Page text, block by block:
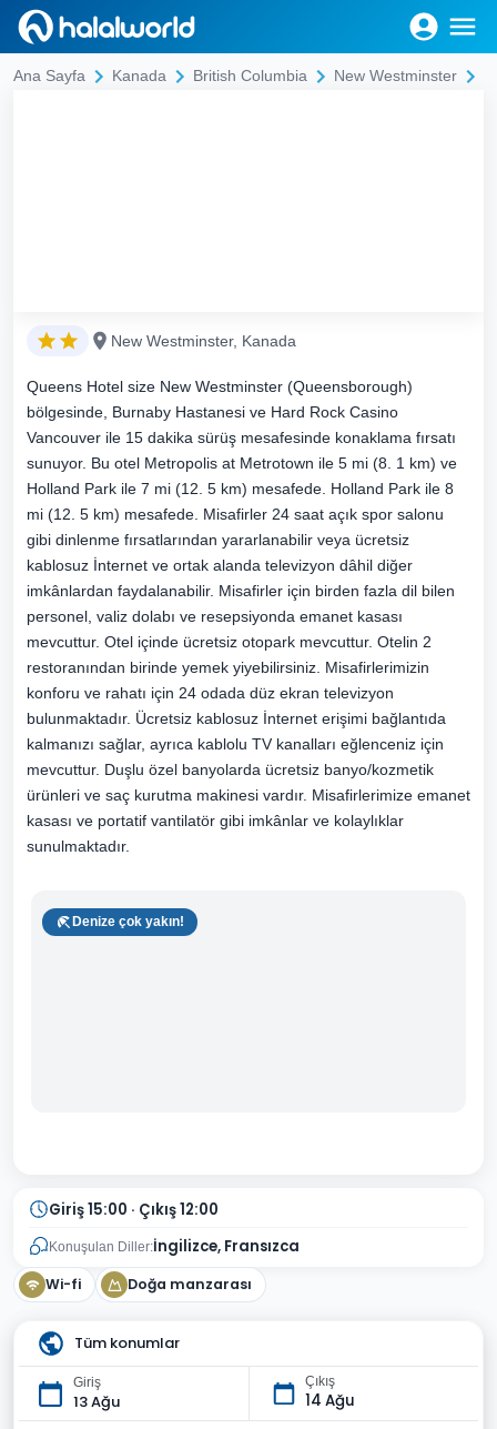
Ana Sayfa Kanada British Columbia New Westminster
New Westminster, Kanada
Queens Hotel size New Westminster (Queensborough)
bölgesinde, Burnaby Hastanesi ve Hard Rock Casino
Vancouver ile 15 dakika sürüş mesafesinde konaklama fırsatı
sunuyor. Bu otel Metropolis at Metrotown ile 5 mi (8. 1 km) ve
Holland Park ile 7 mi (12. 5 km) mesafede. Holland Park ile 8
mi (12. 5 km) mesafede. Misafirler 24 saat açık spor salonu
gibi dinlenme fırsatlarından yararlanabilir veya ücretsiz
kablosuz İnternet ve ortak alanda televizyon dâhil diğer
imkânlardan faydalanabilir. Misafirler için birden fazla dil bilen
personel, valiz dolabı ve resepsiyonda emanet kasası
mevcuttur. Otel içinde ücretsiz otopark mevcuttur. Otelin 2
restoranından birinde yemek yiyebilirsiniz. Misafirlerimizin
konforu ve rahatı için 24 odada düz ekran televizyon
bulunmaktadır. Ücretsiz kablosuz İnternet erişimi bağlantıda
kalmanızı sağlar, ayrıca kablolu TV kanalları eğlenceniz için
mevcuttur. Duşlu özel banyolarda ücretsiz banyo/kozmetik
ürünleri ve saç kurutma makinesi vardır. Misafirlerimize emanet
kasası ve portatif vantilatör gibi imkânlar ve kolaylıklar
sunulmaktadır.
Denize çok yakın!
Giriş 15:00 · Çıkış 12:00
Konuşulan Diller:İngilizce, Fransızca
Wi-fi Doğa manzarası
Tüm konumlar
Giriş
13 Ağu
Çıkış
14 Ağu